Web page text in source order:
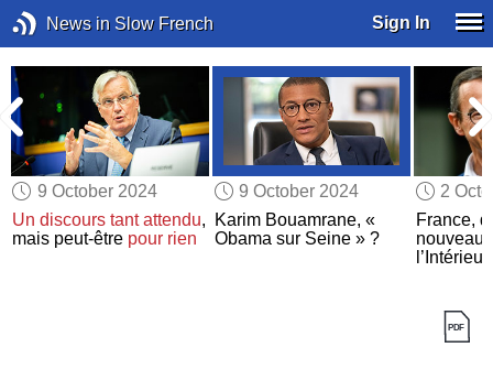
News in Slow French Sign In
9 October 2024
Un discours tant attendu,
mais peut-être pour rien
9 October 2024
Karim Bouamrane, «
Obama sur Seine » ?
2
France,
nouveau
l’Intérieur